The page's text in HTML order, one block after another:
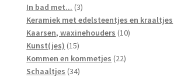
In bad met... 33
producten
Keramiek met edelsteentjes en kraaltjes
Kaarsen, waxinehouders 1010
Kunst(jes) 1515
producten
Kommen en kommetjes 2222
Schaaltjes 3434